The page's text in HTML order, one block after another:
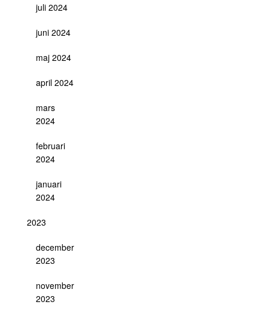
juli 2024
juni 2024
maj 2024
april 2024
mars
2024
februari
2024
januari
2024
2023
december
2023
november
2023